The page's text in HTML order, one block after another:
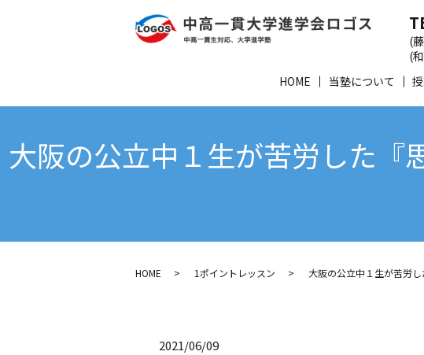
HOME 当塾について
(
(
大阪の公立中１生が苦労した『
HOME 1ポイントレッスン 大阪の公立中１生が苦労
2021/06/09